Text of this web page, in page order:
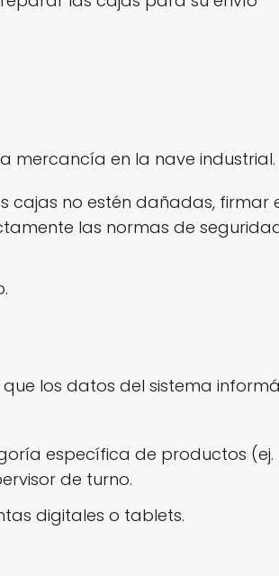
mercancía en la nave industrial.
cajas no estén dañadas, firmar
las normas de
los datos del sistema
específica de productos (ej.
de turno.
digitales o tablets.